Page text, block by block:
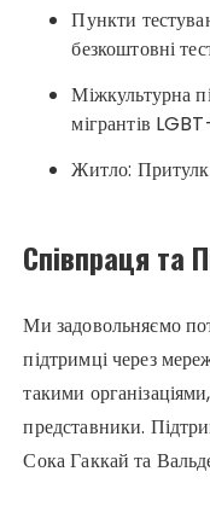
Пункти
безкоштовні
Міжкультурна
мігрантів
Житло:
Співпраця та
Ми задовольняємо
підтримці через
такими
представники.
Сока Гаккай та